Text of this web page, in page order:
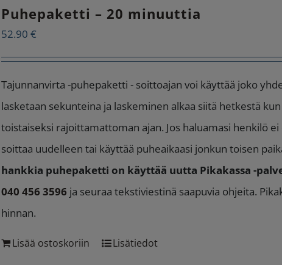
Puhepaketti – 20 minuuttia
52.90 €
Tajunnanvirta -puhepaketti - soittoajan voi käyttää joko
lasketaan sekunteina ja laskeminen alkaa siitä hetkestä
toistaiseksi rajoittamattoman ajan. Jos haluamasi henkilö
soittaa uudelleen tai käyttää puheaikaasi jonkun toisen
hankkia puhepaketti on käyttää uutta Pikakassa -
040 456 3596 ja seuraa tekstiviestinä saapuvia ohjeita.
hinnan.
Lisää ostoskoriin Lisätiedot